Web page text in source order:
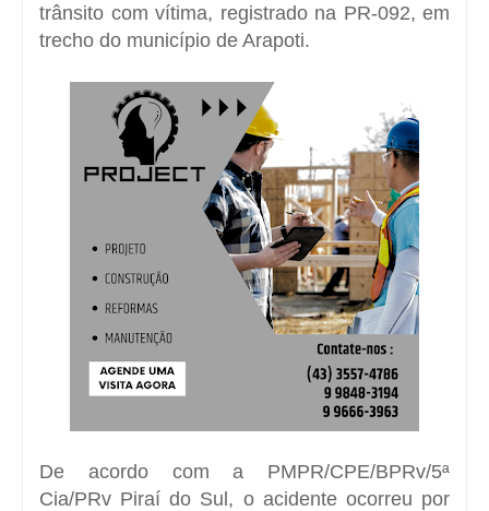
trânsito com vítima, registrado na PR-092, em
trecho do município de Arapoti.
De acordo com a PMPR/CPE/BPRv/5ª
Cia/PRv Piraí do Sul, o acidente ocorreu por